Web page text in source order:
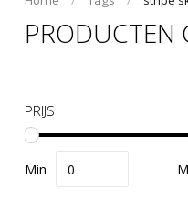
PRODUCTEN
PRIJS
Min